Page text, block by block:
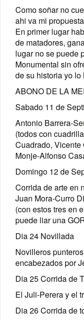
Como soñar no
ahi va mi
En primer lugar
de matadores,
lugar no se puede
Monumental sin
de su historia yo
ABONO DE LA
Sabado 11 de
Antonio Barrera-
(todos con
Cuadrado,
Monje-Alfonso
Domingo 12 de
Corrida de arte en
Juan Mora-Curro
(con estos tres en
puede liar una
Dia 24 Novillada
Novilleros
encabezados por
Dia 25 Corrida de
El Juli-Perera y el
Dia 26 Corrida de